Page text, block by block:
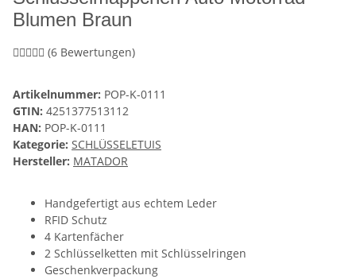
Blumen Braun
(6 Bewertungen)
Artikelnummer: POP-K-0111
GTIN: 4251377513112
HAN: POP-K-0111
Kategorie: SCHLÜSSELETUIS
Hersteller: MATADOR
Handgefertigt aus echtem Leder
RFID Schutz
4 Kartenfächer
2 Schlüsselketten mit Schlüsselringen
Geschenkverpackung